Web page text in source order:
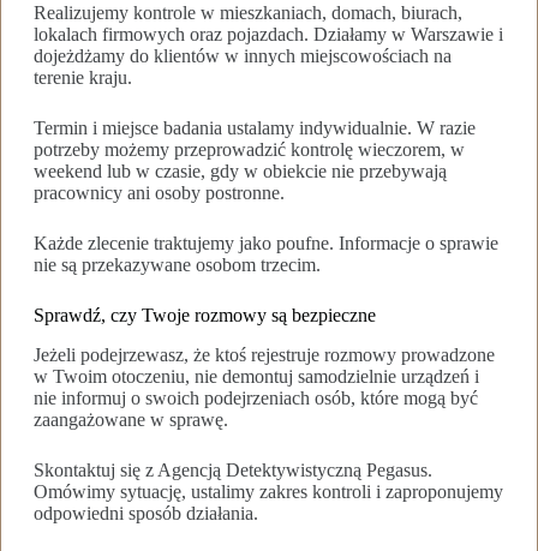
Realizujemy kontrole w mieszkaniach, domach, biurach,
lokalach firmowych oraz pojazdach. Działamy w Warszawie i
dojeżdżamy do klientów w innych miejscowościach na
terenie kraju.
Termin i miejsce badania ustalamy indywidualnie. W razie
potrzeby możemy przeprowadzić kontrolę wieczorem, w
weekend lub w czasie, gdy w obiekcie nie przebywają
pracownicy ani osoby postronne.
Każde zlecenie traktujemy jako poufne. Informacje o sprawie
nie są przekazywane osobom trzecim.
Sprawdź, czy Twoje rozmowy są bezpieczne
Jeżeli podejrzewasz, że ktoś rejestruje rozmowy prowadzone
w Twoim otoczeniu, nie demontuj samodzielnie urządzeń i
nie informuj o swoich podejrzeniach osób, które mogą być
zaangażowane w sprawę.
Skontaktuj się z Agencją Detektywistyczną Pegasus.
Omówimy sytuację, ustalimy zakres kontroli i zaproponujemy
odpowiedni sposób działania.